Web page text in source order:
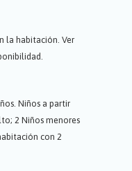
la habitación. Ver
Niños a partir
2 Niños menores
con 2